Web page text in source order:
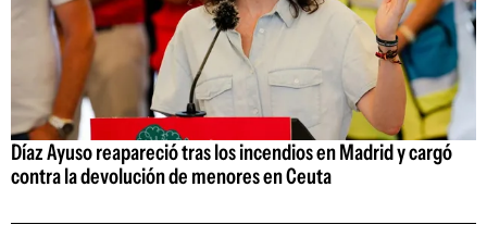
Díaz Ayuso reapareció tras los incendios en Madrid y cargó
contra la devolución de menores en Ceuta